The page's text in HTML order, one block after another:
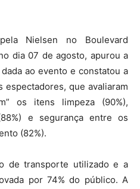
Nielsen no Boulevard
dia 07 de agosto, apurou a
ao evento e constatou a
espectadores, que avaliaram
os itens limpeza (90%),
e segurança entre os
(82%).
de transporte utilizado e a
por 74% do público. A